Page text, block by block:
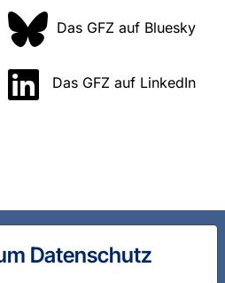
Das GFZ auf Bluesky
Das GFZ auf LinkedIn
Datenschutz